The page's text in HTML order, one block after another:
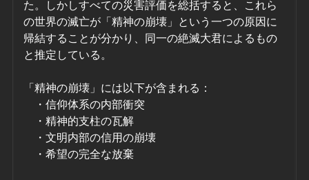
た。しかしすべての災害評価を総括すると、これら
の世界の滅亡が「精神の崩壊」という一つの原因に
帰結することが分かり、同一の絶滅大君によるもの
と推定している。
「精神の崩壊」には以下が含まれる：
・信仰体系の内部衝突
・精神的支柱の瓦解
・文明内部の信用の崩壊
・希望の完全な放棄